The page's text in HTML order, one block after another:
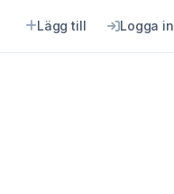
Lägg till Logga in